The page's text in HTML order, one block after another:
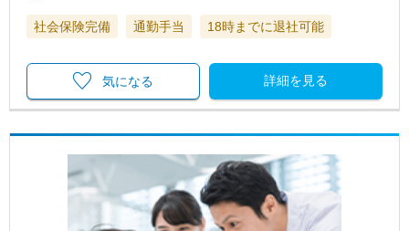
社会保険完備 通勤手当 18時までに退社可能
詳細を見る
気になる